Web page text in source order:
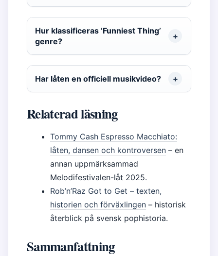
Hur klassificeras ’Funniest Thing’
genre?
Har låten en officiell musikvideo?
Relaterad läsning
Tommy Cash Espresso Macchiato:
låten, dansen och kontroversen – en
annan uppmärksammad
Melodifestivalen-låt 2025.
Rob’n’Raz Got to Get – texten,
historien och förväxlingen – historisk
återblick på svensk pophistoria.
Sammanfattning